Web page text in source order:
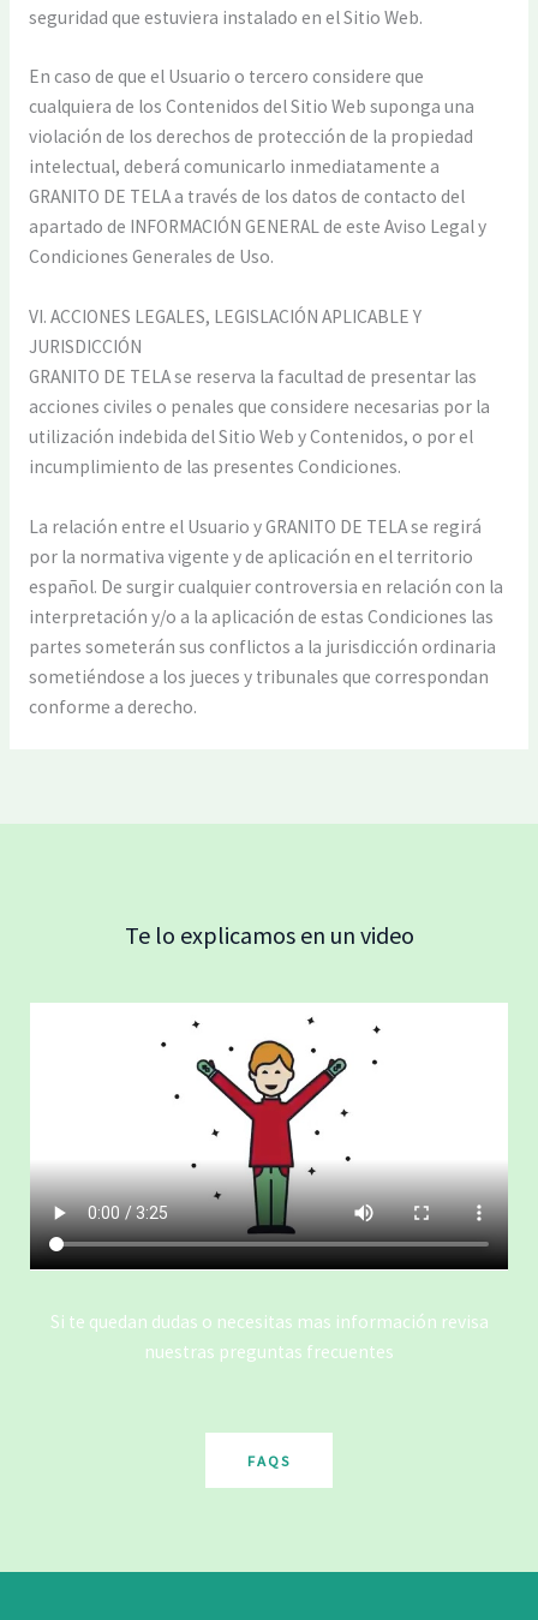
seguridad que estuviera instalado en el Sitio Web.
En caso de que el Usuario o tercero considere que
cualquiera de los Contenidos del Sitio Web suponga una
violación de los derechos de protección de la propiedad
intelectual, deberá comunicarlo inmediatamente a
GRANITO DE TELA a través de los datos de contacto del
apartado de INFORMACIÓN GENERAL de este Aviso Legal y
Condiciones Generales de Uso.
VI. ACCIONES LEGALES, LEGISLACIÓN APLICABLE Y
JURISDICCIÓN
GRANITO DE TELA se reserva la facultad de presentar las
acciones civiles o penales que considere necesarias por la
utilización indebida del Sitio Web y Contenidos, o por el
incumplimiento de las presentes Condiciones.
La relación entre el Usuario y GRANITO DE TELA se regirá
por la normativa vigente y de aplicación en el territorio
español. De surgir cualquier controversia en relación con la
interpretación y/o a la aplicación de estas Condiciones las
partes someterán sus conflictos a la jurisdicción ordinaria
sometiéndose a los jueces y tribunales que correspondan
conforme a derecho.
Te lo explicamos en un video
Si te quedan dudas o necesitas mas información revisa
nuestras preguntas frecuentes
FAQS